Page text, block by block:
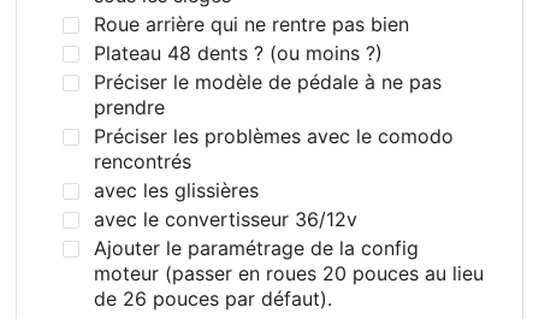
Roue arrière qui ne rentre pas bien
Plateau 48 dents ? (ou moins ?)
Préciser le modèle de pédale à ne pas
prendre
Préciser les problèmes avec le comodo
rencontrés
avec les glissières
avec le convertisseur 36/12v
Ajouter le paramétrage de la config
moteur (passer en roues 20 pouces au lieu
de 26 pouces par défaut).